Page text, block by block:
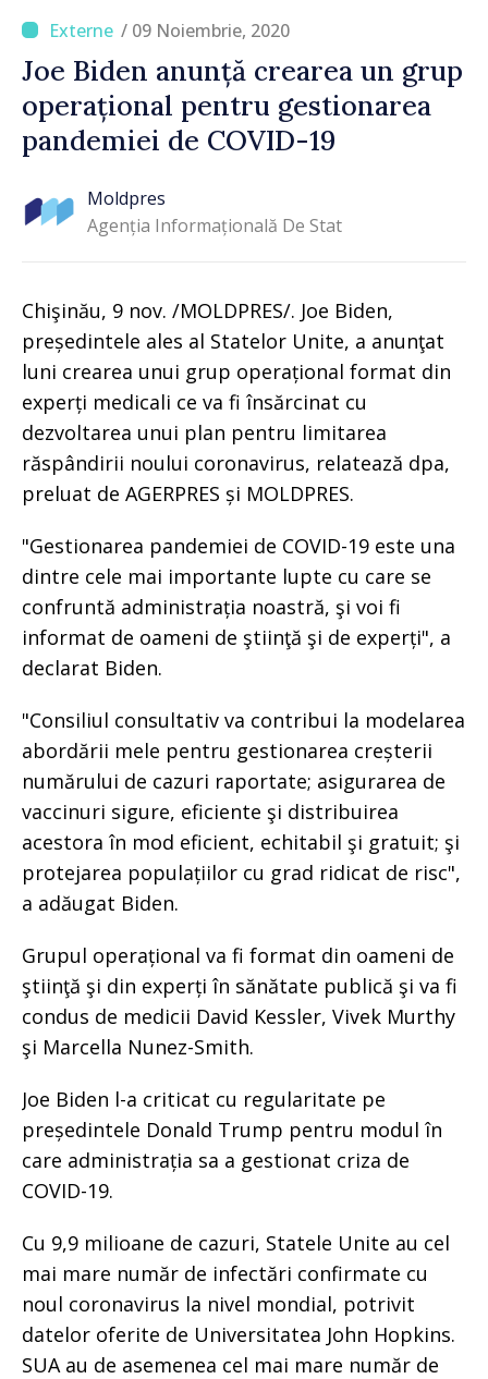
/ 09 Noiembrie, 2020
Joe Biden anunță crearea un grup
operațional pentru gestionarea
pandemiei de COVID-19
Moldpres
Agenția Informațională De Stat
Chişinău, 9 nov. /MOLDPRES/. Joe Biden,
președintele ales al Statelor Unite, a anunţat
luni crearea unui grup operațional format din
experți medicali ce va fi însărcinat cu
dezvoltarea unui plan pentru limitarea
răspândirii noului coronavirus, relatează dpa,
preluat de AGERPRES și MOLDPRES.
"Gestionarea pandemiei de COVID-19 este una
dintre cele mai importante lupte cu care se
confruntă administrația noastră, şi voi fi
informat de oameni de ştiinţă şi de experți", a
declarat Biden.
"Consiliul consultativ va contribui la modelarea
abordării mele pentru gestionarea creșterii
numărului de cazuri raportate; asigurarea de
vaccinuri sigure, eficiente şi distribuirea
acestora în mod eficient, echitabil şi gratuit; şi
protejarea populațiilor cu grad ridicat de risc",
a adăugat Biden.
Grupul operațional va fi format din oameni de
ştiinţă şi din experți în sănătate publică şi va fi
condus de medicii David Kessler, Vivek Murthy
şi Marcella Nunez-Smith.
Joe Biden l-a criticat cu regularitate pe
președintele Donald Trump pentru modul în
care administrația sa a gestionat criza de
COVID-19.
Cu 9,9 milioane de cazuri, Statele Unite au cel
mai mare număr de infectări confirmate cu
noul coronavirus la nivel mondial, potrivit
datelor oferite de Universitatea John Hopkins.
SUA au de asemenea cel mai mare număr de